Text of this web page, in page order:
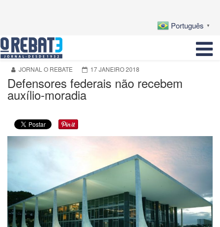
Português ▼
JORNAL O REBATE 17 JANEIRO 2018
Defensores federais não recebem
auxílio-moradia